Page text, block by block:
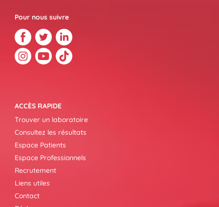
Pour nous suivre
ACCÈS RAPIDE
Trouver un laboratoire
Consultez les résultats
Espace Patients
Espace Professionnels
Recrutement
Liens utiles
Contact